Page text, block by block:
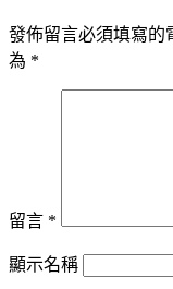
發佈留言必須填寫的
為 *
留言 *
顯示名稱